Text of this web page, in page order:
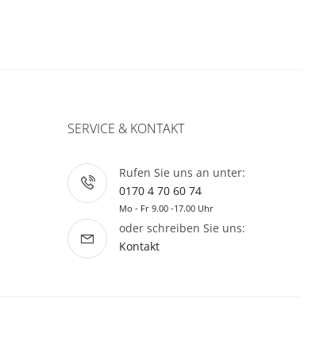
SERVICE & KONTAKT
Rufen Sie uns an unter:
0170 4 70 60 74
Mo - Fr 9.00 -17.00 Uhr
oder schreiben Sie uns:
Kontakt